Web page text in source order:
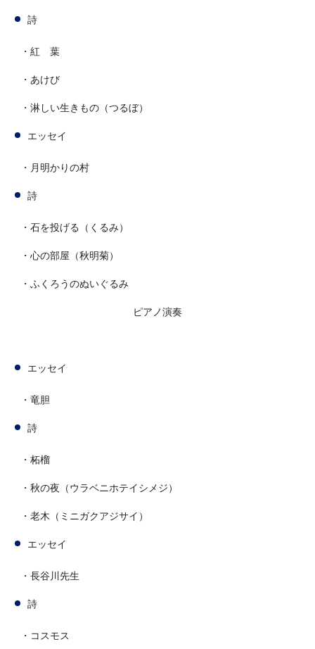
詩
・紅 葉
・あけび
・淋しい生きもの（つるぼ）
エッセイ
・月明かりの村
詩
・石を投げる（くるみ）
・心の部屋（秋明菊）
・ふくろうのぬいぐるみ
ピアノ演奏
エッセイ
・竜胆
詩
・柘榴
・秋の夜（ウラベニホテイシメジ）
・老木（ミニガクアジサイ）
エッセイ
・長谷川先生
詩
・コスモス